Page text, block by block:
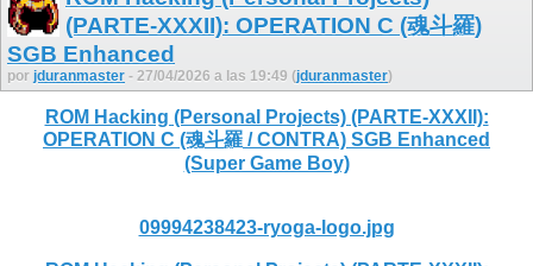
(PARTE-XXXII): OPERATION C (魂斗羅)
SGB Enhanced
por jduranmaster - 27/04/2026 a las 19:49 (jduranmaster)
ROM Hacking (Personal Projects) (PARTE-XXXII):
OPERATION C (魂斗羅 / CONTRA) SGB Enhanced
(Super Game Boy)
09994238423-ryoga-logo.jpg